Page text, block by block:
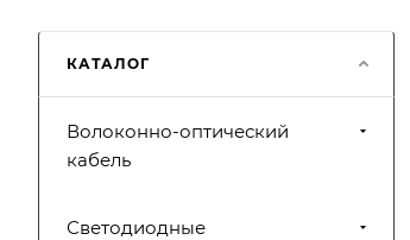
КАТАЛОГ
Волоконно-оптический
кабель
Светодиодные